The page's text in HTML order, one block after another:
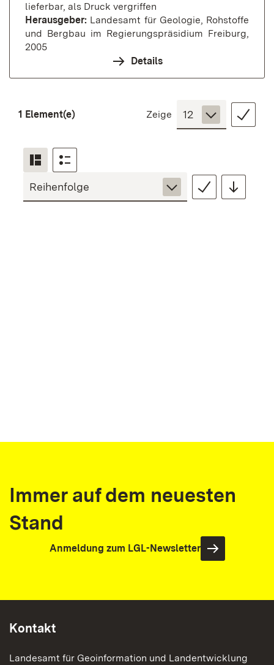
lieferbar, als Druck vergriffen
Herausgeber: Landesamt für Geologie, Rohstoffe
und Bergbau im Regierungspräsidium Freiburg,
2005
Details
1 Element(e) Zeige
Immer auf dem neuesten
Stand
Anmeldung zum LGL-Newsletter
Kontakt
Landesamt für Geoinformation und Landentwicklung